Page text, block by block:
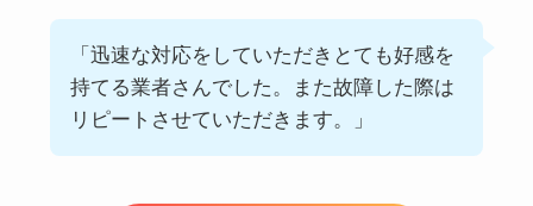
「迅速な対応をしていただきとても好感を
持てる業者さんでした。また故障した際は
リピートさせていただきます。」